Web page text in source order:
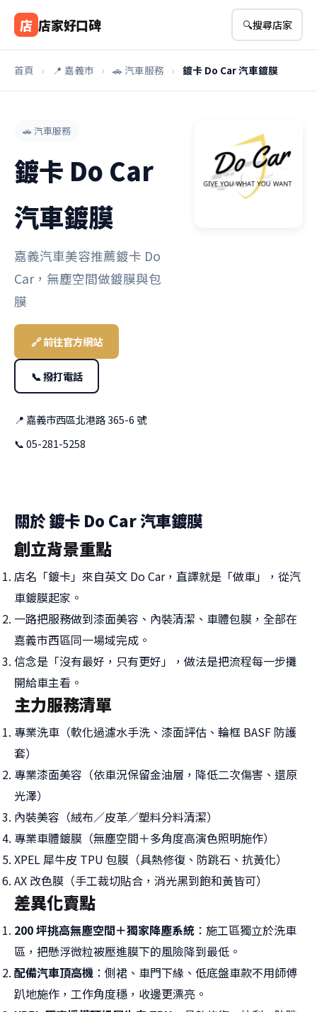
店 店家好口碑 🔍搜尋店家
首頁 › 📍 嘉義市 › 🚗 汽車服務 › 鍍卡 Do Car 汽車鍍膜
🚗 汽車服務
鍍卡 Do Car
汽車鍍膜
嘉義汽車美容推薦鍍卡 Do
Car，無塵空間做鍍膜與包
膜
🔗 前往官方網站
📞 撥打電話
📍 嘉義市西區北港路 365-6 號
📞 05-281-5258
關於 鍍卡 Do Car 汽車鍍膜
創立背景重點
店名「鍍卡」來自英文 Do Car，直譯就是「做車」，從汽
車鍍膜起家。
一路把服務做到漆面美容、內裝清潔、車體包膜，全部在
嘉義市西區同一場域完成。
信念是「沒有最好，只有更好」，做法是把流程每一步攤
開給車主看。
主力服務清單
專業洗車（軟化過濾水手洗、漆面評估、輪框 BASF 防護
套）
專業漆面美容（依車況保留金油層，降低二次傷害、還原
光澤）
內裝美容（絨布／皮革／塑料分料清潔）
專業車體鍍膜（無塵空間＋多角度高演色照明施作）
XPEL 犀牛皮 TPU 包膜（具熱修復、防跳石、抗黃化）
AX 改色膜（手工裁切貼合，消光黑到飽和黃皆可）
差異化賣點
200 坪挑高無塵空間＋獨家降塵系統 ：施工區獨立於洗車
區，把懸浮微粒被壓進膜下的風險降到最低。
配備汽車頂高機 ：側裙、車門下緣、低底盤車款不用師傅
趴地施作，工作角度穩，收邊更漂亮。